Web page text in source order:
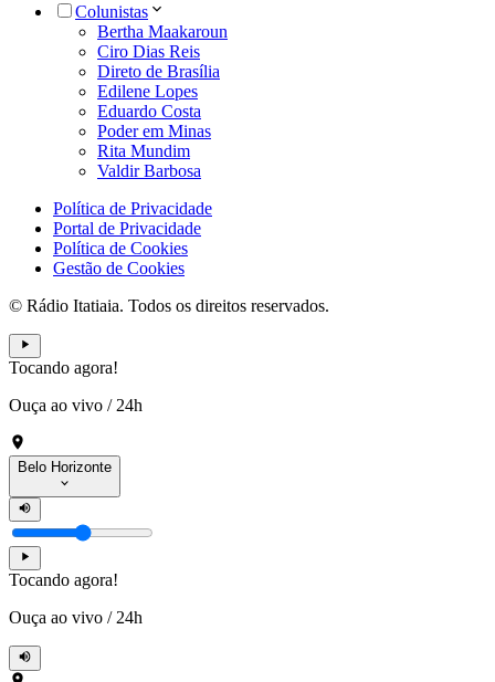
Colunistas
Bertha Maakaroun
Ciro Dias Reis
Direto de Brasília
Edilene Lopes
Eduardo Costa
Poder em Minas
Rita Mundim
Valdir Barbosa
Política de Privacidade
Portal de Privacidade
Política de Cookies
Gestão de Cookies
© Rádio Itatiaia. Todos os direitos reservados.
Tocando agora!
Ouça ao vivo / 24h
Belo Horizonte
Tocando agora!
Ouça ao vivo / 24h